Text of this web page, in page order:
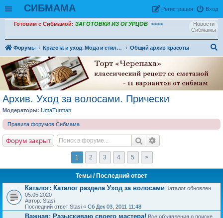
СИБМАМА Вход
Рeгиcтpaция
Новости
Сибмамы
Готовим с Сибмамой: ЗАГОТОВКИ ИЗ ОГУРЦОВ >>>>
Форумы Красота и уход. Мода и стиль. Здоровье
Общий архив красоты
Архив. Уход за волосами. Прически
Модераторы: UmaTurman
Правила форумов Сибмама
Форум закрыт
1 2 3 4 5 >
Темы / Последний ответ
Каталог: Каталог раздела Уход за волосами Каталог обновлен
05.05.2020
Автор: Stasi
Последний ответ Stasi « Сб Дек 03, 2011 11:48
Важная: Разыскиваю своего мастера! Все объявления о поиске